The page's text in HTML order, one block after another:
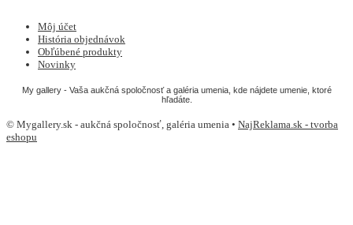
Môj účet
História objednávok
Obľúbené produkty
Novinky
My gallery - Vaša aukčná spoločnosť a galéria umenia, kde nájdete umenie, ktoré
hľadáte.
© Mygallery.sk - aukčná spoločnosť, galéria umenia • NajReklama.sk - tvorba
eshopu